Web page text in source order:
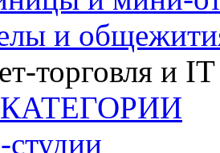
и
торговля и IT